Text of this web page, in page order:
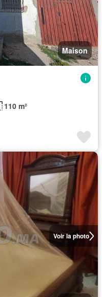
Maison
110 m²
Voir la photo